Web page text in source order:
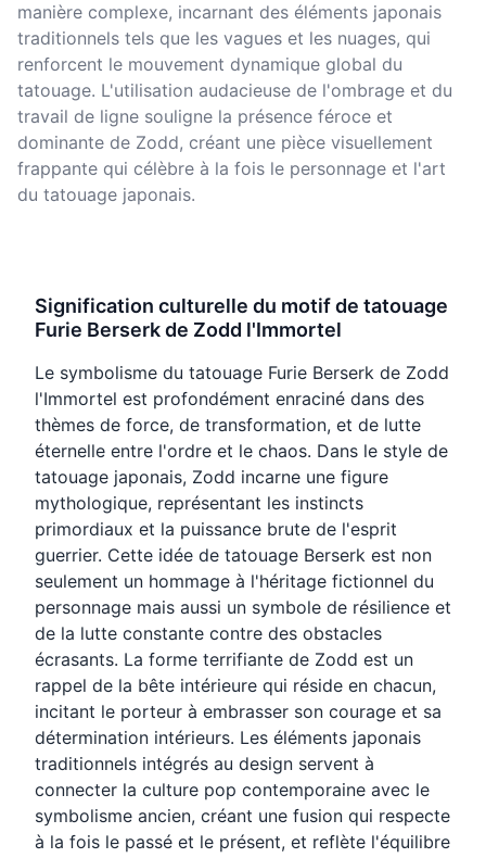
manière complexe, incarnant des éléments japonais
traditionnels tels que les vagues et les nuages, qui
renforcent le mouvement dynamique global du
tatouage. L'utilisation audacieuse de l'ombrage et du
travail de ligne souligne la présence féroce et
dominante de Zodd, créant une pièce visuellement
frappante qui célèbre à la fois le personnage et l'art
du tatouage japonais.
Signification culturelle du motif de tatouage
Furie Berserk de Zodd l'Immortel
Le symbolisme du tatouage Furie Berserk de Zodd
l'Immortel est profondément enraciné dans des
thèmes de force, de transformation, et de lutte
éternelle entre l'ordre et le chaos. Dans le style de
tatouage japonais, Zodd incarne une figure
mythologique, représentant les instincts
primordiaux et la puissance brute de l'esprit
guerrier. Cette idée de tatouage Berserk est non
seulement un hommage à l'héritage fictionnel du
personnage mais aussi un symbole de résilience et
de la lutte constante contre des obstacles
écrasants. La forme terrifiante de Zodd est un
rappel de la bête intérieure qui réside en chacun,
incitant le porteur à embrasser son courage et sa
détermination intérieurs. Les éléments japonais
traditionnels intégrés au design servent à
connecter la culture pop contemporaine avec le
symbolisme ancien, créant une fusion qui respecte
à la fois le passé et le présent, et reflète l'équilibre